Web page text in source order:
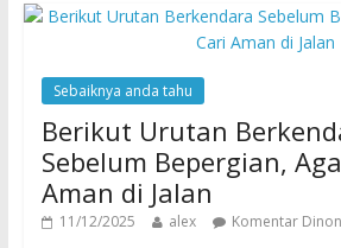
Sebaiknya anda tahu
Berikut Urutan
Sebelum Bepergian,
Aman di Jalan
11/12/2025 alex Komentar